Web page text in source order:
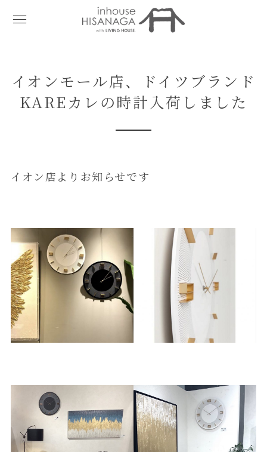
イオンモール店、ドイツブランド
KAREカレの時計入荷しました
イオン店よりお知らせです